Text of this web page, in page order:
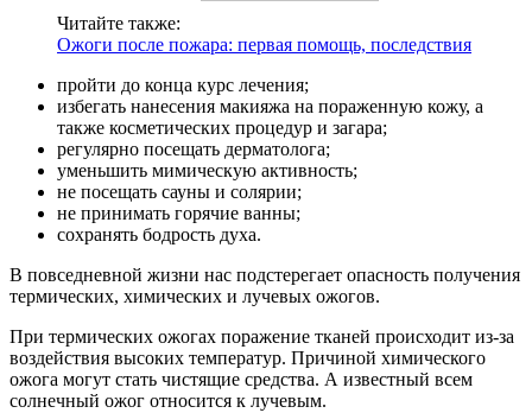
Читайте также:
Ожоги после пожара: первая помощь, последствия
пройти до конца курс лечения;
избегать нанесения макияжа на пораженную кожу, а
также косметических процедур и загара;
регулярно посещать дерматолога;
уменьшить мимическую активность;
не посещать сауны и солярии;
не принимать горячие ванны;
сохранять бодрость духа.
В повседневной жизни нас подстерегает опасность получения
термических, химических и лучевых ожогов.
При термических ожогах поражение тканей происходит из-за
воздействия высоких температур. Причиной химического
ожога могут стать чистящие средства. А известный всем
солнечный ожог относится к лучевым.